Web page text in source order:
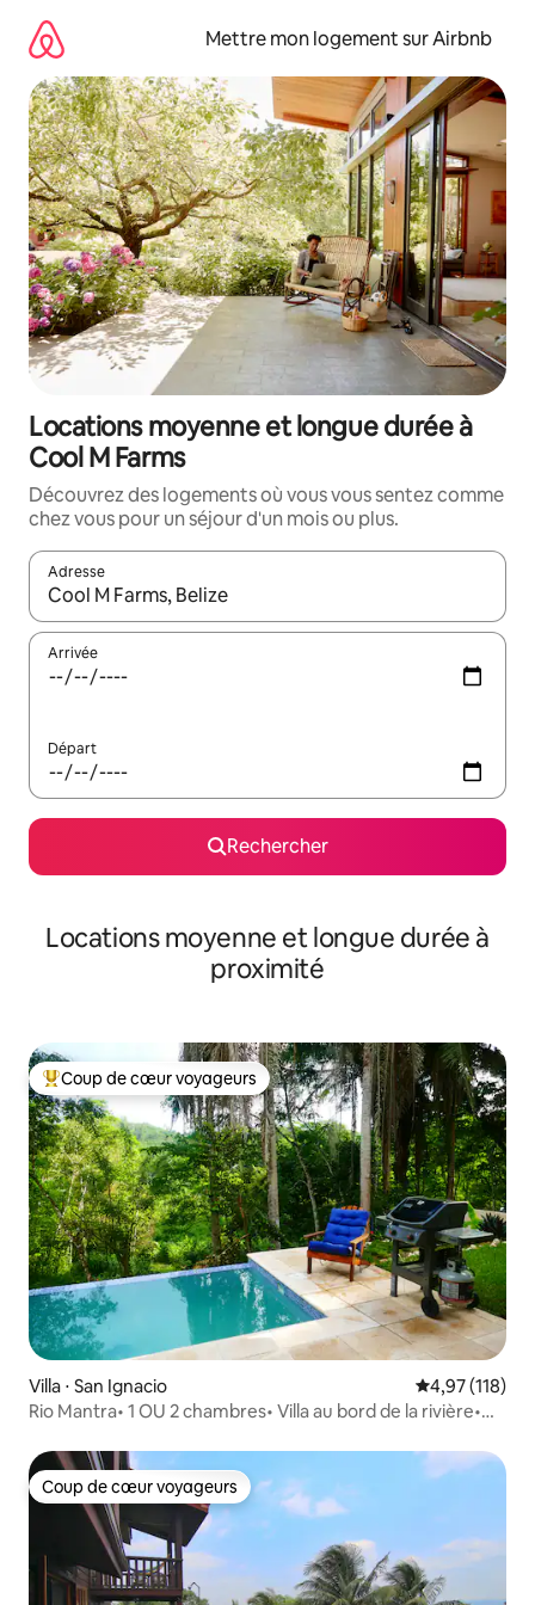
directement
contenu
Mettre mon logement sur Airbnb
Locations moyenne et longue durée à
Cool M Farms
Découvrez des logements où vous vous sentez comme
chez vous pour un séjour d'un mois ou plus.
Adresse
Lorsque les résultats s'affichent, utilisez les flèches vers le
Arrivée
Départ
Rechercher
Locations moyenne et longue durée à
proximité
Coups de cœur voyageurs les plus appréciés
Coup de cœur voyageurs
Villa ⋅ San Ignacio Évaluation
4,97 (118)
Rio Mantra• 1 OU 2 chambres• Villa au bord de la rivière•
Coup de cœur voyageurs
Coup de cœur voyageurs